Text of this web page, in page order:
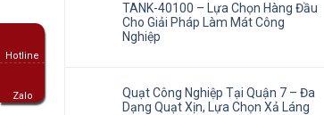
TANK-40100 – Lựa Chọn Hàng Đầu
Cho Giải Pháp Làm Mát Công
Nghiệp
Quạt Công Nghiệp Tại Quận 7 – Đa
Dạng Quạt Xịn, Lựa Chọn Xả Láng
Hotline
Zalo